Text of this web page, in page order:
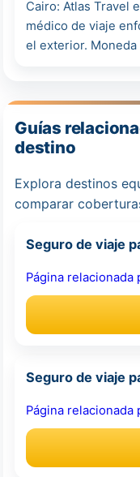
Cairo: Atlas Travel
médico de viaje
el exterior. Moneda
Guías
destino
Explora destinos
comparar
Seguro de viaje
Página relacionada
Seguro de viaje
Página relacionada